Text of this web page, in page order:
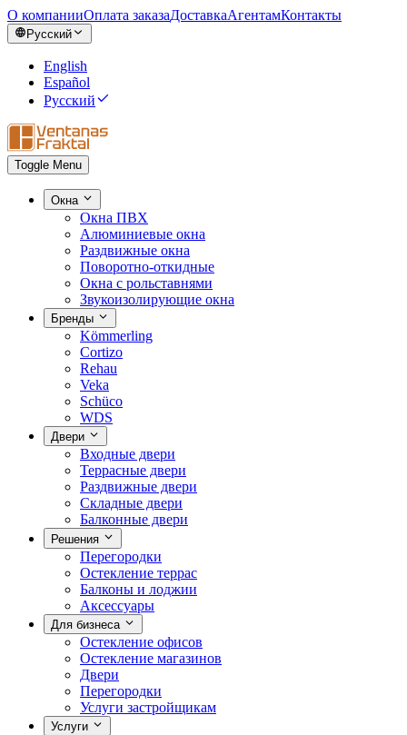
О компанииОплата заказаДоставкаАгентамКонтакты
Русский
English
Español
Русский
Toggle Menu
Окна
Окна ПВХ
Алюминиевые окна
Раздвижные окна
Поворотно-откидные
Окна с рольставнями
Звукоизолирующие окна
Бренды
Kömmerling
Cortizo
Rehau
Veka
Schüco
WDS
Двери
Входные двери
Террасные двери
Раздвижные двери
Складные двери
Балконные двери
Решения
Перегородки
Остекление террас
Балконы и лоджии
Аксессуары
Для бизнеса
Остекление офисов
Остекление магазинов
Двери
Перегородки
Услуги застройщикам
Услуги